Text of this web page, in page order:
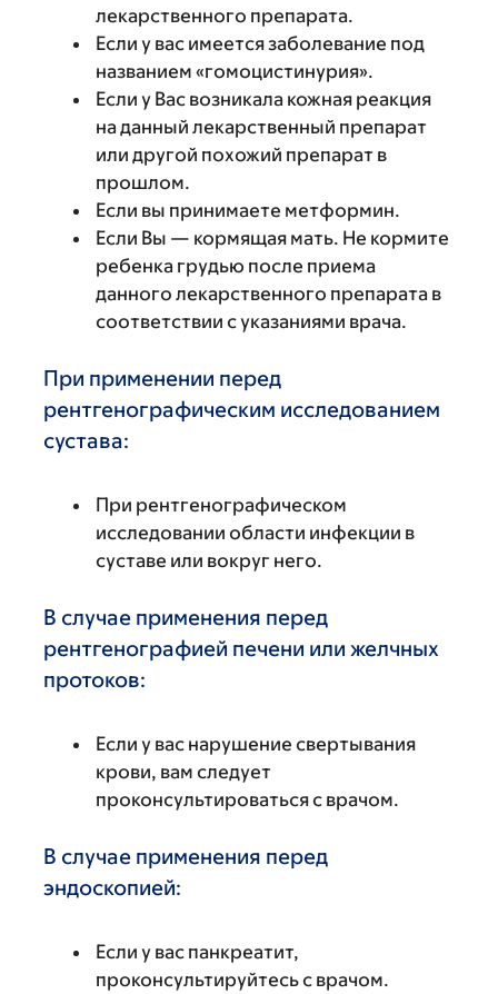
лекарственного препарата.
Если у вас имеется заболевание под
названием «гомоцистинурия».
Если у Вас возникала кожная реакция
на данный лекарственный препарат
или другой похожий препарат в
прошлом.
Если вы принимаете метформин.
Если Вы — кормящая мать. Не кормите
ребенка грудью после приема
данного лекарственного препарата в
соответствии с указаниями врача.
При применении перед
рентгенографическим исследованием
сустава:
При рентгенографическом
исследовании области инфекции в
суставе или вокруг него.
В случае применения перед
рентгенографией печени или желчных
протоков:
Если у вас нарушение свертывания
крови, вам следует
проконсультироваться с врачом.
В случае применения перед
эндоскопией:
Если у вас панкреатит,
проконсультируйтесь с врачом.